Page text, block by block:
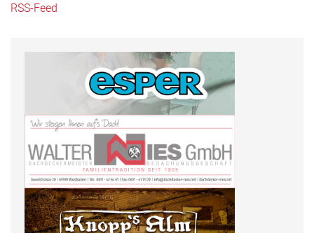
RSS-Feed